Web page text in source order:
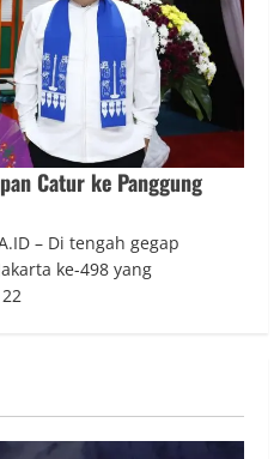
Catur ke Panggung
– Di tengah gegap
ke-498 yang